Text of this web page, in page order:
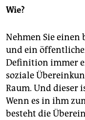
Wie?
Nehmen Sie
und ein
Definition immer
soziale
Raum. Und dieser
Wenn es in ihm
besteht die